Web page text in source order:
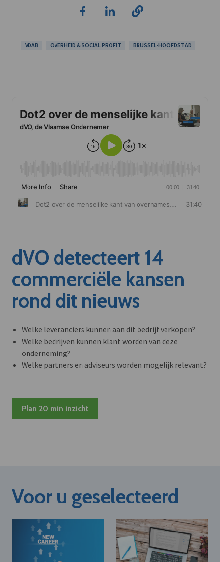
VDAB OVERHEID & SOCIAL PROFIT BRUSSEL-HOOFDSTAD
dVO detecteert 14
commerciële kansen
rond dit nieuws
Welke leveranciers kunnen aan dit bedrijf verkopen?
Welke bedrijven kunnen klant worden van deze
onderneming?
Welke partners en adviseurs worden mogelijk relevant?
Plan 20 min inzicht
Voor u geselecteerd